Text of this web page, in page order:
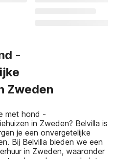
-
Zweden
met hond -
in Zweden? Belvilla is
je een onvergetelijke
Bij Belvilla bieden we een
in Zweden, waaronder